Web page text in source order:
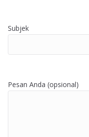
Subjek
Pesan Anda (opsional)